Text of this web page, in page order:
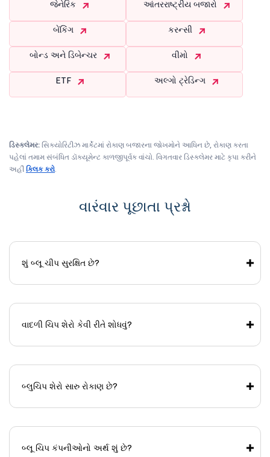
જેનેરિક આંતરરાષ્ટ્રીય બજારો
બેંકિંગ કરન્સી
બોન્ડ અને ડિબેન્ચર વીમો
ETF અલ્ગો ટ્રેડિન્ગ
ડિસ્ક્લેમર: સિક્યોરિટીઝ માર્કેટમાં રોકાણ બજારના જોખમોને આધિન છે, રોકાણ કરતા
પહેલાં તમામ સંબંધિત ડૉક્યૂમેન્ટ કાળજીપૂર્વક વાંચો. વિગતવાર ડિસ્ક્લેમર માટે કૃપા કરીને
અહીં ક્લિક કરો
વારંવાર પૂછાતા પ્રશ્નો
શું બ્લૂ ચીપ સુરક્ષિત છે?
વાદળી ચિપ શેરો કેવી રીતે શોધવું?
બ્લુચિપ શેરો સારુ રોકાણ છે?
બ્લૂ ચિપ કંપનીઓનો અર્થ શું છે?